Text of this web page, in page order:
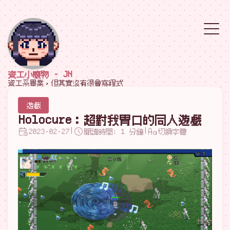
資工小廢物 - JN
資工系畢業，但其實沒有很會寫程式
遊戲
Holocure：超對我胃口的同人遊戲
2023-02-27 | 閱讀時間: 1 分鐘 | 切換字體